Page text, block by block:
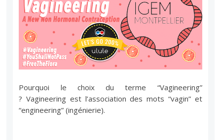
Pourquoi le choix du terme “Vagineering”
? Vagineering est l’association des mots “vagin” et
“engineering” (ingénierie).